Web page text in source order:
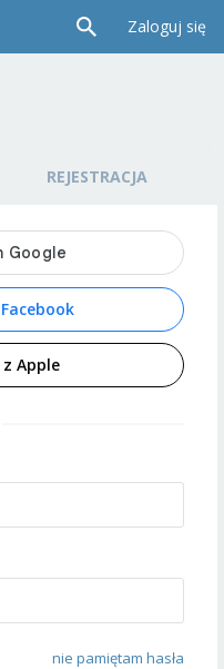
Zaloguj się
REJESTRACJA
Apple
nie pamiętam hasła